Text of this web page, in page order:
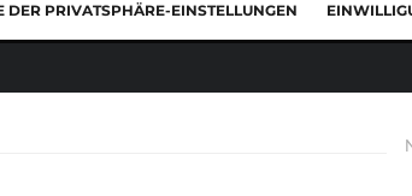
DER PRIVATSPHÄRE-EINSTELLUNGEN